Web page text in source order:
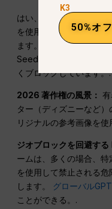
はい、ディズニーのよ
を使用した動画を作成
ます。さらに、
Seedanceの公式プラッ
くブロックしています。.
2026 著作権の風景：
ター（ディズニーなど
リジナルの参考画像を使
ジオブロックを回避する
ームは、多くの場合、
を使用して禁止される
します。 グローバルGPT
ことができる。.
K3
50%オ